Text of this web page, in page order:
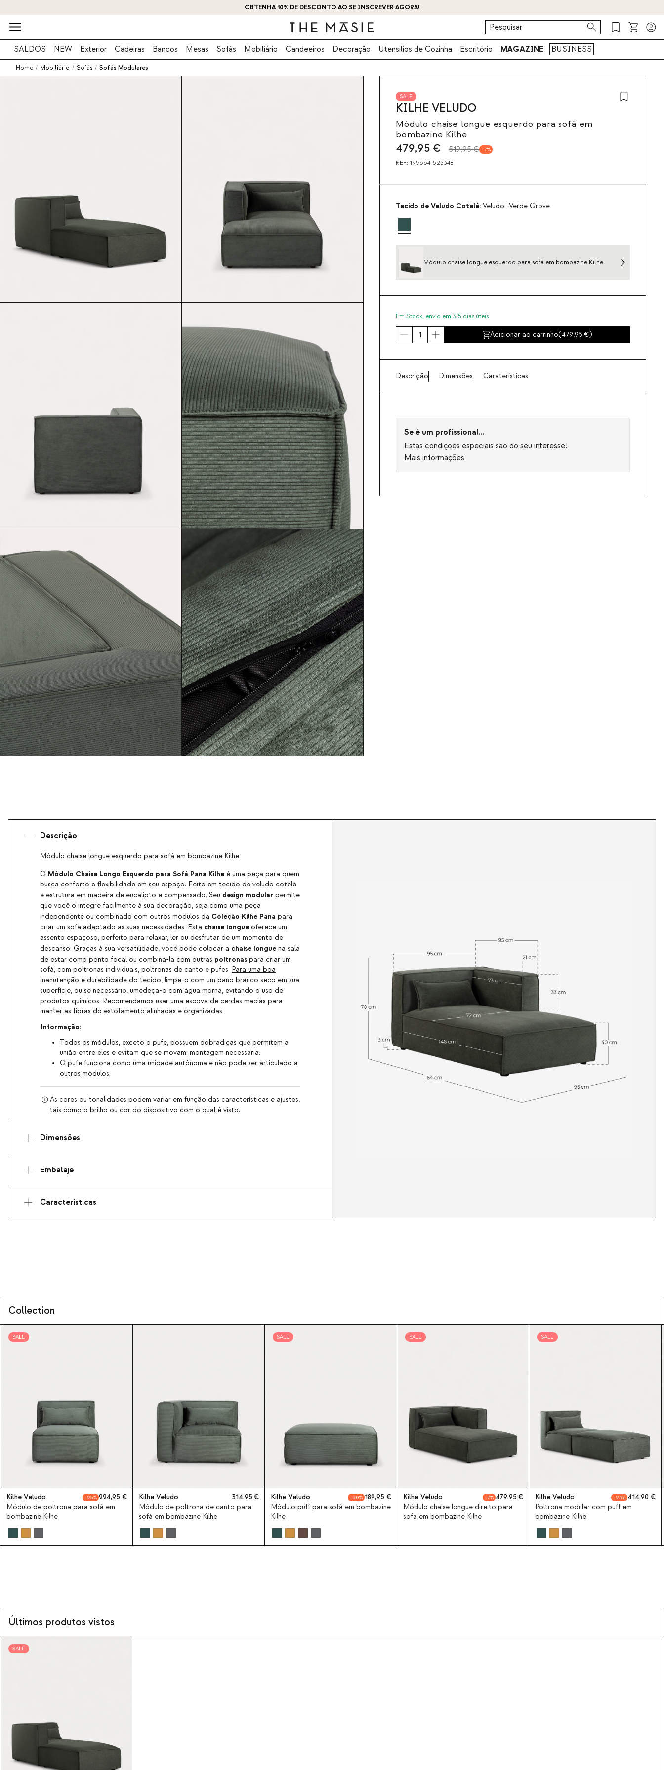
OBTENHA 10% DE DESCONTO AO SE INSCREVER AGORA!
SALDOS NEW Exterior Cadeiras Bancos Mesas Sofás Mobiliário Candeeiros Decoração Utensílios de Cozinha Escritório MAGAZINE BUSINESS
Home / Mobiliário / Sofás / Sofás Modulares
SALE
KILHE VELUDO
Módulo chaise longue esquerdo para sofá em
bombazine Kilhe
479,95 € 519,95 € 7
REF: 199664-523348
Tecido de Veludo Cotelê: Veludo -Verde Grove
Módulo chaise longue esquerdo para sofá em bombazine Kilhe
Em Stock, envio em 3/5 dias úteis
Adicionar ao carrinho(479,95 )
Descrição Dimensões Caraterísticas
Se é um profissional...
Estas condições especiais são do seu interesse!
Mais informações
Descrição
Módulo chaise longue esquerdo para sofá em bombazine Kilhe
O Módulo Chaise Longo Esquerdo para Sofá Pana Kilhe é uma peça para quem
busca conforto e flexibilidade em seu espaço. Feito em tecido de veludo cotelê
e estrutura em madeira de eucalipto e compensado. Seu design modular permite
que você o integre facilmente à sua decoração, seja como uma peça
independente ou combinado com outros módulos da Coleção Kilhe Pana para
criar um sofá adaptado às suas necessidades. Esta chaise longue oferece um
assento espaçoso, perfeito para relaxar, ler ou desfrutar de um momento de
descanso. Graças à sua versatilidade, você pode colocar a chaise longue na sala
de estar como ponto focal ou combiná-la com outras poltronas para criar um
sofá, com poltronas individuais, poltronas de canto e pufes. Para uma boa
manutenção e durabilidade do tecido, limpe-o com um pano branco seco em sua
superfície, ou se necessário, umedeça-o com água morna, evitando o uso de
produtos químicos. Recomendamos usar uma escova de cerdas macias para
manter as fibras do estofamento alinhadas e organizadas.
Informação:
Todos os módulos, exceto o pufe, possuem dobradiças que permitem a
união entre eles e evitam que se movam; montagem necessária.
O pufe funciona como uma unidade autônoma e não pode ser articulado a
outros módulos.
As cores ou tonalidades podem variar em função das características e ajustes,
tais como o brilho ou cor do dispositivo com o qual é visto.
Dimensões
Embalaje
Características
Collection
SALE
Kilhe Veludo 25
224,95
Módulo de poltrona para sofá em
bombazine Kilhe
Kilhe Veludo
314,95
Módulo de poltrona de canto para
sofá em bombazine Kilhe
SALE
Kilhe Veludo 20
189,95
Módulo puff para sofá em bombazine
Kilhe
SALE
Kilhe Veludo 7
479,95
Módulo chaise longue direito para
sofá em bombazine Kilhe
SALE
Kilhe Veludo 23
414,90
Poltrona modular com puff em
bombazine Kilhe
Últimos produtos vistos
SALE